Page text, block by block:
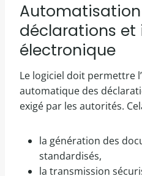
déclarations
électronique
Le logiciel doit permettre
automatique des
exigé par les autorités.
la génération des
standardisés,
la transmission